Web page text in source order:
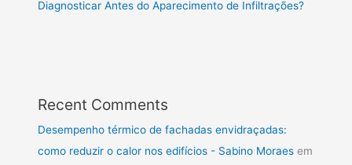
Diagnosticar Antes do Aparecimento de Infiltrações?
Recent Comments
Desempenho térmico de fachadas envidraçadas:
como reduzir o calor nos edifícios - Sabino Moraes em